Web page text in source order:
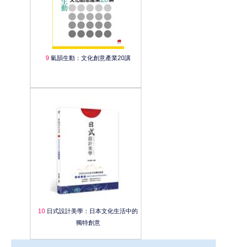
9氣韻生動：文化創意產業20講
10 日式設計美學：日本文化生活中的
獨特創意